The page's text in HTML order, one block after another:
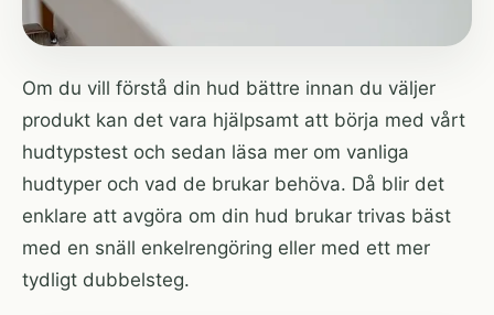
Om du vill förstå din hud bättre innan du väljer
produkt kan det vara hjälpsamt att börja med vårt
hudtypstest och sedan läsa mer om vanliga
hudtyper och vad de brukar behöva. Då blir det
enklare att avgöra om din hud brukar trivas bäst
med en snäll enkelrengöring eller med ett mer
tydligt dubbelsteg.